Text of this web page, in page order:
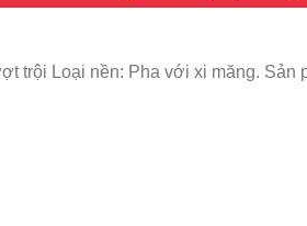
trội Loại nền: Pha với xi măng. Sản